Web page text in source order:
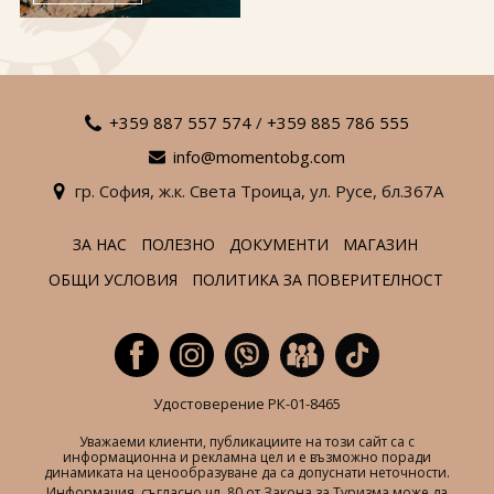
За нас
Общи условия
Политика за
ЗАПИТВАНЕ
+359 887 557 574 / +359 885 786 555
info@momentobg.com
гр. София, ж.к. Света Троица, ул. Русе, бл.367А
ЗА НАС ПОЛЕЗНО ДОКУМЕНТИ
МАГАЗИН
ОБЩИ УСЛОВИЯ
ПОЛИТИКА ЗА ПОВЕРИТЕЛНОСТ
Удостоверение РК-01-8465
Уважаеми клиенти, публикациите на този сайт са с
информационна и рекламна цел и е възможно поради
динамиката на ценообразуване да са допуснати неточности.